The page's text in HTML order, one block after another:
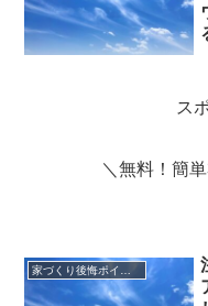
ス
＼無料！簡